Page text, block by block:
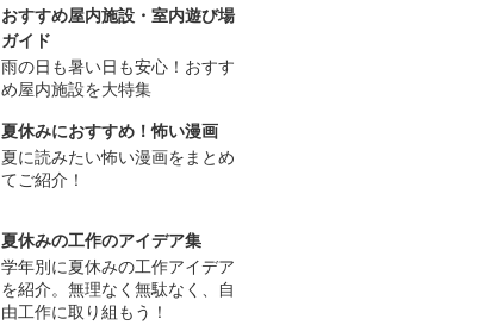
おすすめ屋内施設・室内遊び場
ガイド
雨の日も暑い日も安心！おすす
め屋内施設を大特集
夏休みにおすすめ！怖い漫画
夏に読みたい怖い漫画をまとめ
てご紹介！
夏休みの工作のアイデア集
学年別に夏休みの工作アイデア
を紹介。無理なく無駄なく、自
由工作に取り組もう！